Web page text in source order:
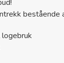
bestående